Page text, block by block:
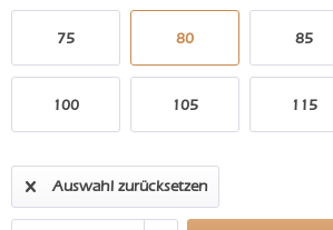
75 80 85
100 105 115
Auswahl zurücksetzen